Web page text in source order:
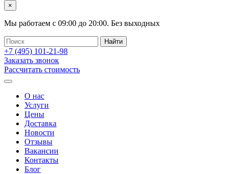
×
Мы работаем с 09:00 до 20:00. Без выходных
+7 (495) 101-21-98
Заказать звонок
Рассчитать стоимость
О нас
Услуги
Цены
Доставка
Новости
Отзывы
Вакансии
Контакты
Блог